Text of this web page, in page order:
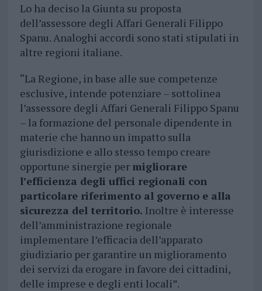
Lo ha deciso la Giunta su proposta
dell’assessore degli Affari Generali Filippo
Spanu. Analoghi accordi sono stati stipulati in
altre regioni italiane.
“La Regione, in base alle sue competenze
esclusive, intende potenziare – sottolinea
l’assessore degli Affari Generali Filippo Spanu
– la formazione del personale dipendente in
materie che hanno un impatto sulla
giurisdizione e allo stesso tempo creare
opportune sinergie per migliorare
l’efficienza degli uffici regionali con
particolare riferimento al governo e alla
sicurezza del territorio. Inoltre è interesse
dell’amministrazione regionale
implementare l’efficacia dell’apparato
giudiziario per garantire un miglioramento
dei servizi da erogare in favore dei cittadini,
delle imprese e degli enti locali”.